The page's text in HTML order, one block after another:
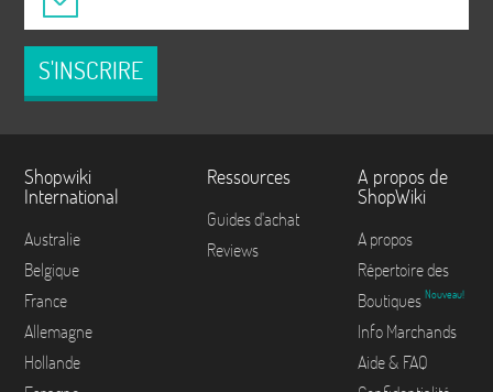
S'INSCRIRE
Shopwiki
International
Australie
Belgique
France
Allemagne
Hollande
Ressources
Guides d'achat
Reviews
A propos de
ShopWiki
A propos
Répertoire des
Boutiques Nouveau!
Info Marchands
Aide & FAQ